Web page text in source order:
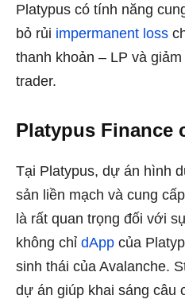
Platypus có tính năng
bỏ rủi impermanent loss
thanh khoản – LP và
trader.
Platypus Finance
Tại Platypus, dự án hình
sản liền mạch và cung
là rất quan trọng đối với
không chỉ dApp của
sinh thái của Avalanche.
dự án giúp khai sáng câu